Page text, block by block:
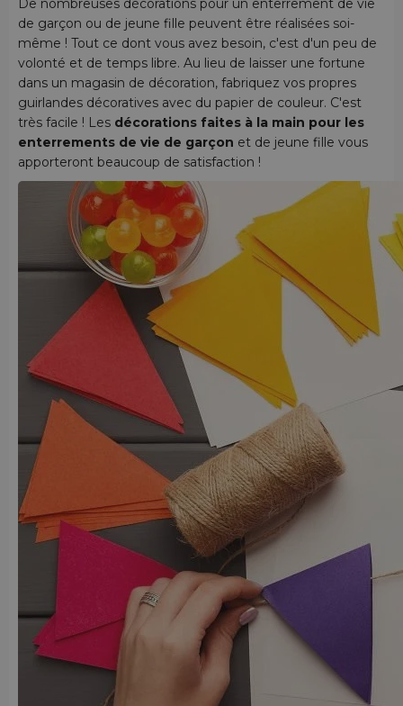
De nombreuses décorations pour un enterrement de vie
de garçon ou de jeune fille peuvent être réalisées soi-
même ! Tout ce dont vous avez besoin, c'est d'un peu de
volonté et de temps libre. Au lieu de laisser une fortune
dans un magasin de décoration, fabriquez vos propres
guirlandes décoratives avec du papier de couleur. C'est
très facile ! Les décorations faites à la main pour les
enterrements de vie de garçon et de jeune fille vous
apporteront beaucoup de satisfaction !